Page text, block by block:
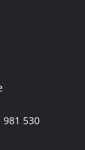
981 530